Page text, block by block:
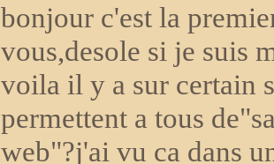
bonjour c'est la
vous,desole si je suis
voila il y a sur certain
permettent a tous
web"?j'ai vu ca dans